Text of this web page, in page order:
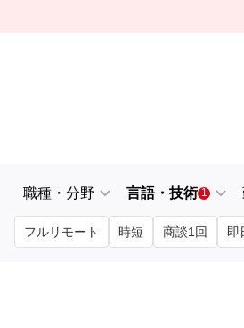
職種・分野 言語・技術 1
フルリモート 時短 商談1回 即